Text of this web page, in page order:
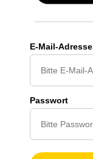
E-Mail-Adresse
Passwort